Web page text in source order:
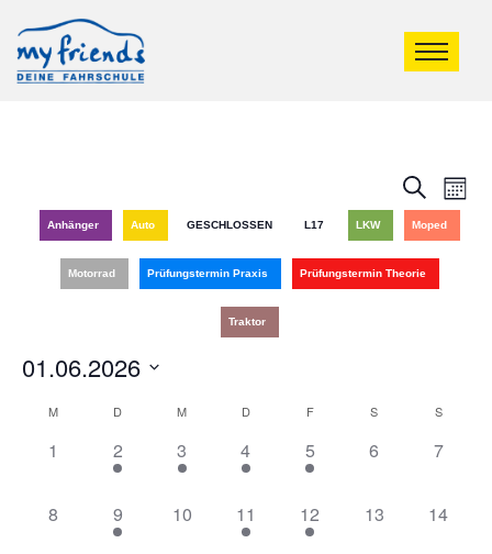
und
Suche
Anhänger Auto GESCHLOSSEN L17 LKW Moped
Motorrad Prüfungstermin Praxis Prüfungstermin Theorie
Traktor
01.06.2026
Kalender
von
Veranstaltungen
M D M D F S S
0
Veranstaltungen,
1
1
Veranstaltung,
2
2
Veranstaltungen,
3
2
Veranstaltungen,
4
1
Veranstaltung,
5
0
6
0
7
0
Veranstaltungen,
8
1
Veranstaltung,
9
0
Veranstaltungen,
10
1
Veranstaltung,
11
1
Veranstaltung,
12
0
13
0
14